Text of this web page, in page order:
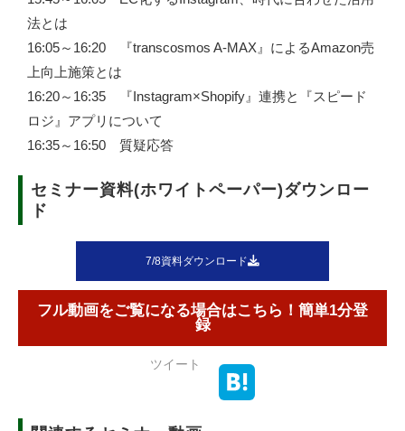
法とは
16:05～16:20 『transcosmos A-MAX』によるAmazon売
上向上施策とは
16:20～16:35 『Instagram×Shopify』連携と『スピード
ロジ』アプリについて
16:35～16:50 質疑応答
セミナー資料(ホワイトペーパー)ダウンロー
ド
7/8資料ダウンロード
フル動画をご覧になる場合はこちら！簡単1分登
録
ツイート